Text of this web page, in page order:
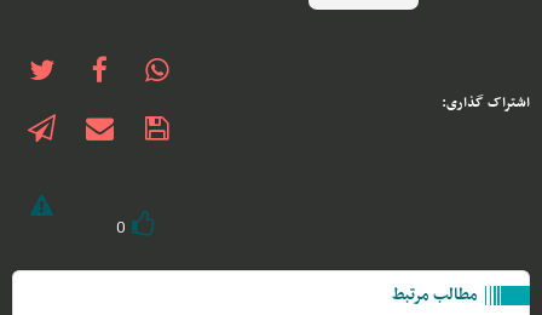
اشتراک گذاری:
0
مطالب مرتبط